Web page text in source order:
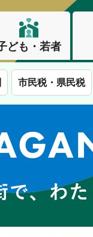
ども・若者
市民税・県民税
この街で、